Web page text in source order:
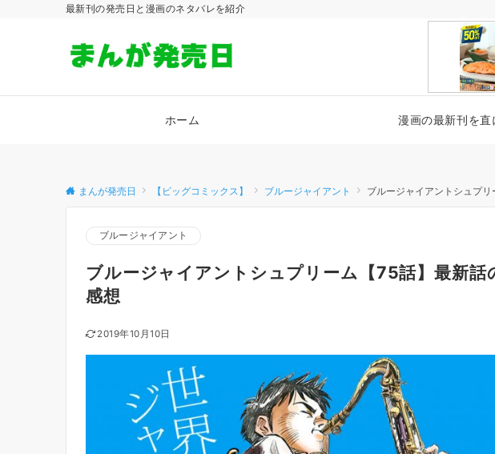
最新刊の発売日と漫画のネタバレを紹介
ホーム 漫画の最新刊を
まんが発売日 【ビッグコミックス】 ブルージャイアント ブルージャイアントシュプ
ブルージャイアント
ブルージャイアントシュプリーム【75話】最新話
感想
2019年10月10日